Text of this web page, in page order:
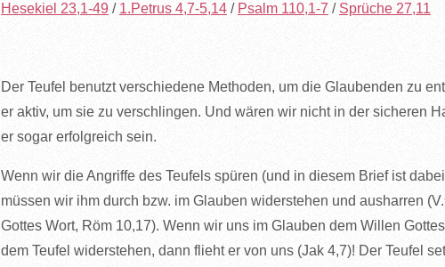
Hesekiel 23,1-49 / 1.Petrus 4,7-5,14 / Psalm 110,1-7 / Sprüche 27,11
Der Teufel benutzt verschiedene Methoden, um die Glaubenden zu
er aktiv, um sie zu verschlingen. Und wären wir nicht in der sicheren
er sogar erfolgreich sein.
Wenn wir die Angriffe des Teufels spüren (und in diesem Brief ist
müssen wir ihm durch bzw. im Glauben widerstehen und ausharren
Gottes Wort, Röm 10,17). Wenn wir uns im Glauben dem Willen
dem Teufel widerstehen, dann flieht er von uns (Jak 4,7)! Der Teufel